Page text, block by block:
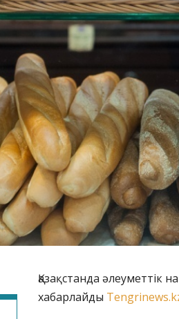
Қазақстанда әлеуметтік
хабарлайды